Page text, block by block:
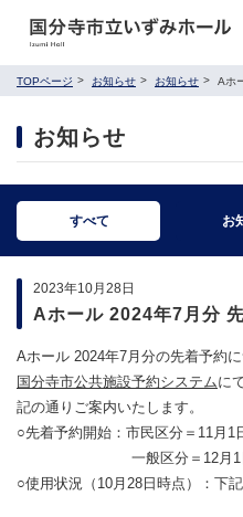
TOPページ お知らせ お知らせ Aホ
お知らせ
すべて お
2023年10月28日
Aホール 2024年7月分
Aホール 2024年7月分の先着予約に
国分寺市公共施設予約システムに
記の通りご案内いたします。
○先着予約開始：市民区分＝11月1
一般区分＝12月1日（
○使用状況（10月28日時点）：下